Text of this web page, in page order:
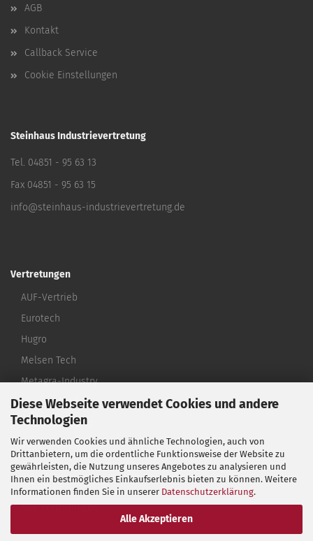
Diese Webseite verwendet Cookies und andere
Technologien
Wir verwenden Cookies und ähnliche Technologien, auch von
Drittanbietern, um die ordentliche Funktionsweise der Website zu
gewährleisten, die Nutzung unseres Angebotes zu analysieren und
Ihnen ein bestmögliches Einkaufserlebnis bieten zu können. Weitere
Informationen finden Sie in unserer Datenschutzerklärung.
Alle Akzeptieren
AGB
Kontakt
Callback Service
Cookie Einstellungen
Steinhaus Industrievertretung
Tel. 04851 - 95 63 13
Fax 04851 - 95 63 15
info@steinhaus-industrievertretung.de
Vertretungen
AUF-Vertrieb
Eurotech
Hugro
Melsen Tech
Metagra-Industry
Michael Riedel
Micro-Electronic
Vogt
Termax
Schumag
Alle Vertretungen